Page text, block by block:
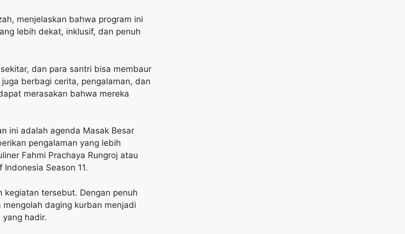
menjelaskan bahwa program ini
lebih dekat, inklusif, dan penuh
dan para santri bisa membaur
berbagi cerita, pengalaman, dan
merasakan bahwa mereka
ini adalah agenda Masak Besar
pengalaman yang lebih
Fahmi Prachaya Rungroj atau
Season 11.
kegiatan tersebut. Dengan penuh
daging kurban menjadi
hadir.